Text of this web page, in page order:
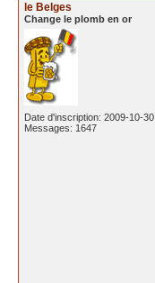
le Belges
Change le plomb en or
Date d'inscription: 2009-10-30
Messages: 1647